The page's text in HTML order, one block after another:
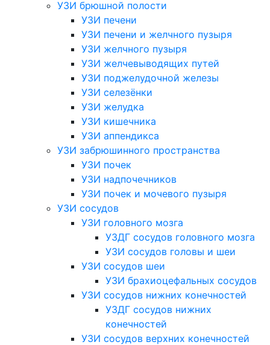
УЗИ брюшной полости
УЗИ печени
УЗИ печени и желчного пузыря
УЗИ желчного пузыря
УЗИ желчевыводящих путей
УЗИ поджелудочной железы
УЗИ селезёнки
УЗИ желудка
УЗИ кишечника
УЗИ аппендикса
УЗИ забрюшинного пространства
УЗИ почек
УЗИ надпочечников
УЗИ почек и мочевого пузыря
УЗИ сосудов
УЗИ головного мозга
УЗДГ сосудов головного мозга
УЗИ сосудов головы и шеи
УЗИ сосудов шеи
УЗИ брахиоцефальных сосудов
УЗИ сосудов нижних конечностей
УЗДГ сосудов нижних
конечностей
УЗИ сосудов верхних конечностей